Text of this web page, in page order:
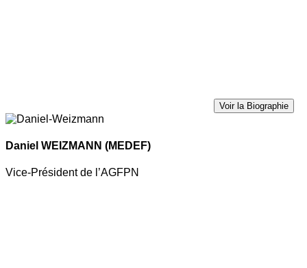
Voir la Biographie
Daniel WEIZMANN (MEDEF)
Vice-Président de l’AGFPN